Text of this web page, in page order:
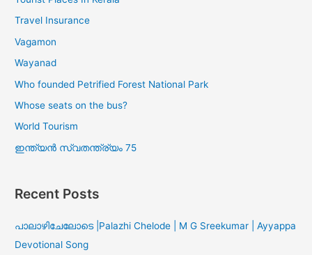
Travel Insurance
Vagamon
Wayanad
Who founded Petrified Forest National Park
Whose seats on the bus?
World Tourism
ഇന്ത്യൻ സ്വതന്ത്ര്യം 75
Recent Posts
പാലാഴിചേലോടെ |Palazhi Chelode | M G Sreekumar | Ayyappa
Devotional Song